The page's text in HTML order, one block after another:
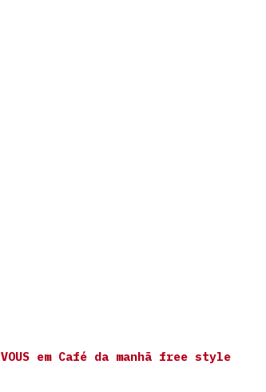
em Café da manhã free style